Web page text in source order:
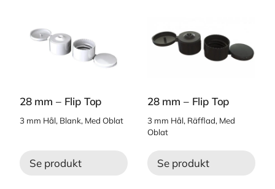
28 mm – Flip Top
3 mm Hål, Blank, Med Oblat
Se produkt
28 mm – Flip Top
3 mm Hål, Räfflad, Med
Oblat
Se produkt